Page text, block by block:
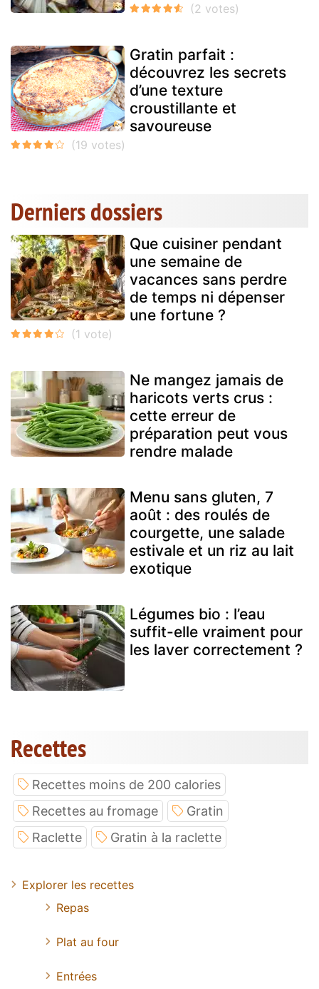
Gratin parfait :
découvrez les secrets
d’une texture
croustillante et
savoureuse
Derniers dossiers
Que cuisiner pendant
une semaine de
vacances sans perdre
de temps ni dépenser
une fortune ?
Ne mangez jamais de
haricots verts crus :
cette erreur de
préparation peut vous
rendre malade
Menu sans gluten, 7
août : des roulés de
courgette, une salade
estivale et un riz au lait
exotique
Légumes bio : l’eau
suffit-elle vraiment pour
les laver correctement ?
Recettes
Recettes moins de 200 calories
Recettes au fromage
Gratin
Raclette
Gratin à la raclette
Explorer les recettes
Repas
Plat au four
Entrées